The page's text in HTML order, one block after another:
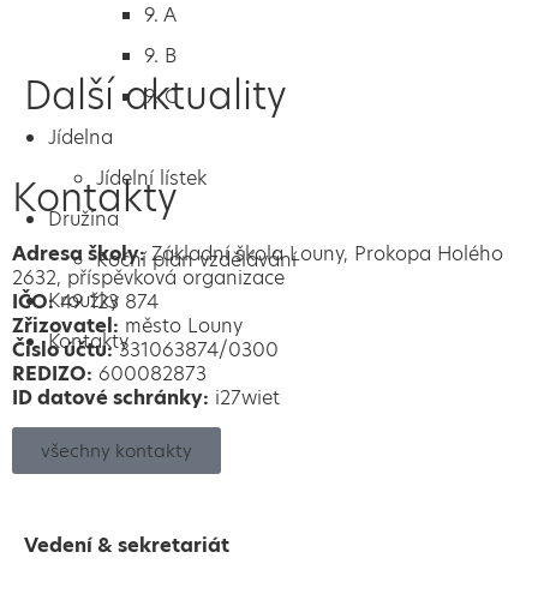
9. A
9. B
9. C
Jídelna
Jídelní lístek
Družina
Roční plán vzdělávání
Kroužky
Kontakty
Další aktuality
Kontakty
Adresa školy:Základní škola Louny, Prokopa Holého
2632, příspěvková organizace
IČO:49 123 874
Zřizovatel: město Louny
Číslo účtu:331063874/0300
REDIZO: 600082873
ID datové schránky: i27wiet
všechny kontakty
Vedení & sekretariát